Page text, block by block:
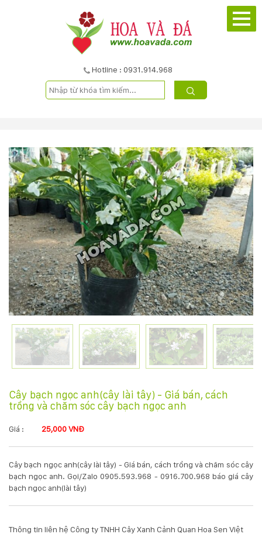
Hotline : 0931.914.968
SẢN
PHẨM
DỊCH
VỤ
KỸ
THUẬT
TRỒNG
ẢNH
Cây bạch ngọc anh(cây lài tây) - Giá bán, cách
trồng và chăm sóc cây bạch ngọc anh
Giá : 25,000 VNĐ
Cây bạch ngọc anh(cây lài tây) - Giá bán, cách trồng và chăm sóc cây
bạch ngọc anh. Gọi/Zalo 0905.593.968 - 0916.700.968 báo giá cây
bạch ngọc anh(lài tây)
Thông tin liên hệ Công ty TNHH Cây Xanh Cảnh Quan Hoa Sen Việt